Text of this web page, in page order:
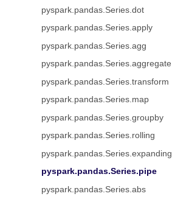
pyspark.pandas.Series.dot
pyspark.pandas.Series.apply
pyspark.pandas.Series.agg
pyspark.pandas.Series.aggregate
pyspark.pandas.Series.transform
pyspark.pandas.Series.map
pyspark.pandas.Series.groupby
pyspark.pandas.Series.rolling
pyspark.pandas.Series.expanding
pyspark.pandas.Series.pipe
pyspark.pandas.Series.abs